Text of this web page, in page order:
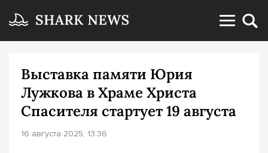
Выставка памяти Юрия
Лужкова в Храме Христа
Спасителя стартует 19 августа
16 августа 2025, 13:36